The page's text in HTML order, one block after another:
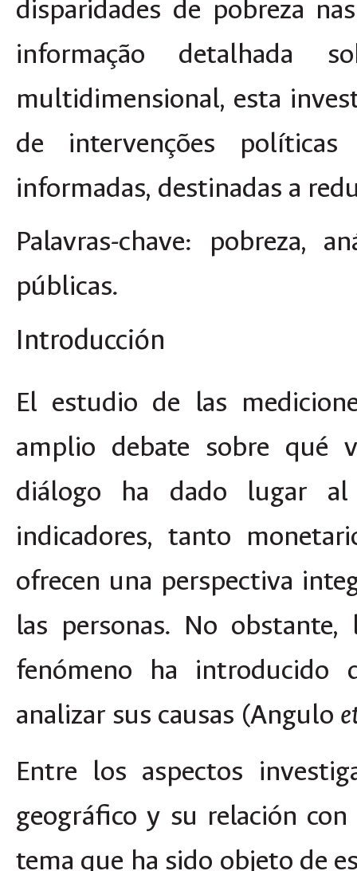
disparidades de pobreza
informação detalhada
multidimensional, esta
de intervenções políticas
informadas, destinadas a
Palavras-chave: pobreza,
públicas.
Introducción
El estudio de las
amplio debate sobre qué
diálogo ha dado lugar
indicadores, tanto
ofrecen una perspectiva
las personas. No obstante,
fenómeno ha introducido
analizar sus causas (Angulo
Entre los aspectos
geográfico y su relación
tema que ha sido objeto de